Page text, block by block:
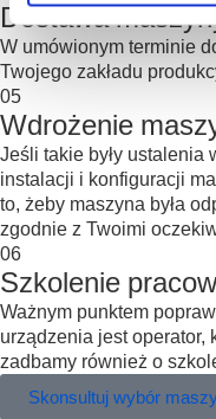
Dostawa
W umówionym terminie
Twojego zakładu
05
Wdrożenie
Jeśli takie były ustalenia
instalacji i konfiguracji
to, żeby maszyna była
zgodnie z Twoimi
06
Szkolenie
Ważnym punktem
urządzenia jest operator,
zadbamy również o
Skonsultuj wybór